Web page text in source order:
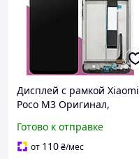
Дисплей с рамкой Xiaomi
Poco M3 Оригинал,
Ксиоми Поко М3, +
подарок (клей 15мл)
Готово к отправке
от 110₴/мес